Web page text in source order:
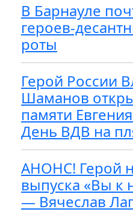
В Барнауле
героев-
роты
Герой России
Шаманов
памяти
День ВДВ на
АНОНС! Герой
выпуска «Вы к
— Вячеслав